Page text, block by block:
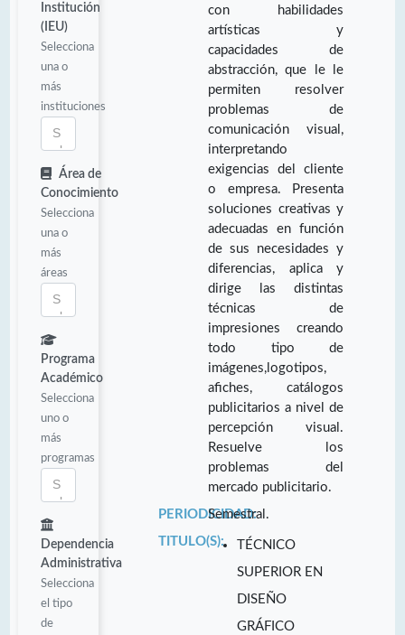
Institución
(IEU)
Selecciona
una o
más
instituciones
Área de
Conocimiento
Selecciona
una o
más
áreas
Programa
Académico
Selecciona
uno o
más
programas
Dependencia
Administrativa
Selecciona
el tipo
de
con habilidades
artísticas y
capacidades de
abstracción, que le le
permiten resolver
problemas de
comunicación visual,
interpretando
exigencias del cliente
o empresa. Presenta
soluciones creativas y
adecuadas en función
de sus necesidades y
diferencias, aplica y
dirige las distintas
técnicas de
impresiones creando
todo tipo de
imágenes,logotipos,
afiches, catálogos
publicitarios a nivel de
percepción visual.
Resuelve los
problemas del
mercado publicitario.
PERIODICIDAD:
Semestral.
TITULO(S):
TÉCNICO
SUPERIOR EN
DISEÑO
GRÁFICO